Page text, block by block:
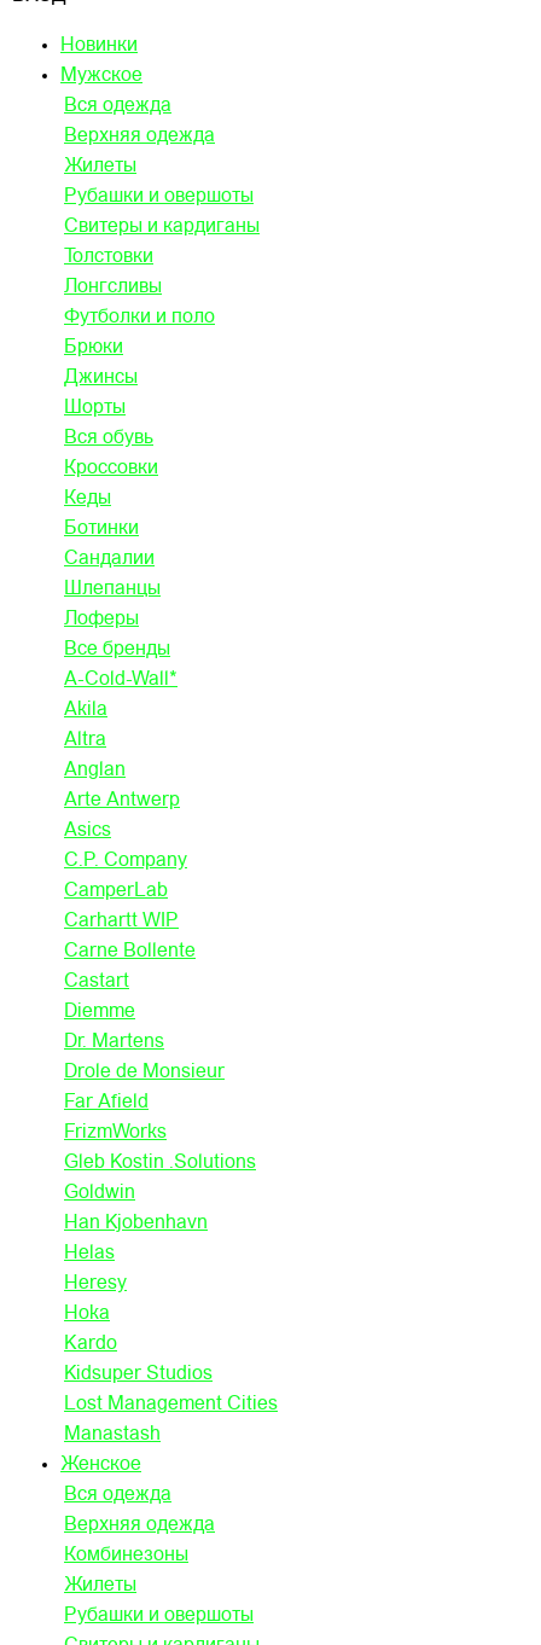
Новинки
Мужское
Вся одежда
Верхняя одежда
Жилеты
Рубашки и овершоты
Свитеры и кардиганы
Толстовки
Лонгсливы
Футболки и поло
Брюки
Джинсы
Шорты
Вся обувь
Кроссовки
Кеды
Ботинки
Сандалии
Шлепанцы
Лоферы
Все бренды
A-Cold-Wall*
Akila
Altra
Anglan
Arte Antwerp
Asics
C.P. Company
CamperLab
Carhartt WIP
Carne Bollente
Castart
Diemme
Dr. Martens
Drole de Monsieur
Far Afield
FrizmWorks
Gleb Kostin .Solutions
Goldwin
Han Kjobenhavn
Helas
Heresy
Hoka
Kardo
Kidsuper Studios
Lost Management Cities
Manastash
Женское
Вся одежда
Верхняя одежда
Комбинезоны
Жилеты
Рубашки и овершоты